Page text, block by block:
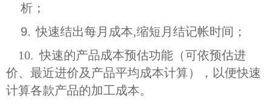
析；
9. 快速结出每月成本,缩短月结记帐时间；
10. 快速的产品成本预估功能（可依预估进
价、最近进价及产品平均成本计算），以便快速
计算各款产品的加工成本。